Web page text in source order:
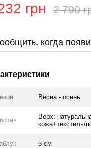
грн 2 790
когда
Весна - осень
Верх:
кожа+текстиль/
5 см